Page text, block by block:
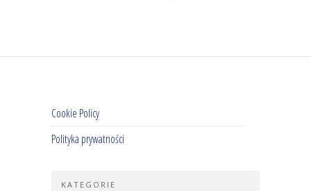
Cookie Policy
Polityka prywatności
KATEGORIE